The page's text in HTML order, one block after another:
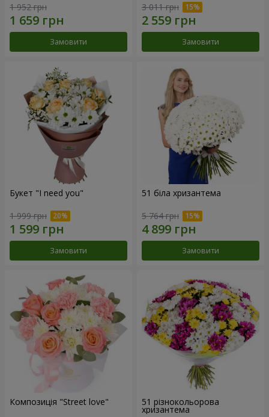
1 952 грн
Замовити
3 011 грн
Замовити
Букет "I need you"
1 999 грн
Замовити
51 біла хризантема
5 764 грн
Замовити
Композиція "Street love" 51 різнокольорова
хризантема